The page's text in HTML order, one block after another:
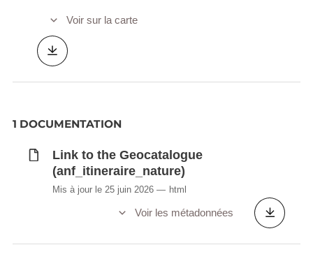
Voir sur la carte
1 DOCUMENTATION
Link to the Geocatalogue
(anf_itineraire_nature)
Mis à jour le 25 juin 2026 html
Voir les métadonnées